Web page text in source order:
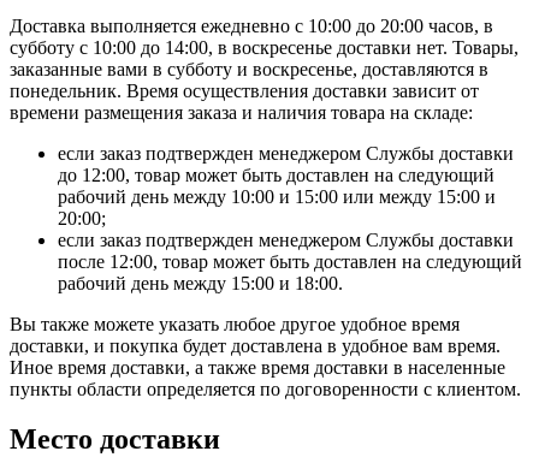
Доставка выполняется ежедневно с 10:00 до 20:00 часов, в
субботу с 10:00 до 14:00, в воскресенье доставки нет. Товары,
заказанные вами в субботу и воскресенье, доставляются в
понедельник. Время осуществления доставки зависит от
времени размещения заказа и наличия товара на складе:
если заказ подтвержден менеджером Службы доставки
до 12:00, товар может быть доставлен на следующий
рабочий день между 10:00 и 15:00 или между 15:00 и
20:00;
если заказ подтвержден менеджером Службы доставки
после 12:00, товар может быть доставлен на следующий
рабочий день между 15:00 и 18:00.
Вы также можете указать любое другое удобное время
доставки, и покупка будет доставлена в удобное вам время.
Иное время доставки, а также время доставки в населенные
пункты области определяется по договоренности с клиентом.
Место доставки